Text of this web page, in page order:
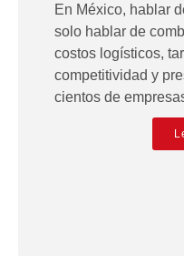
En México, hablar
solo hablar de
costos logísticos,
competitividad y
cientos de